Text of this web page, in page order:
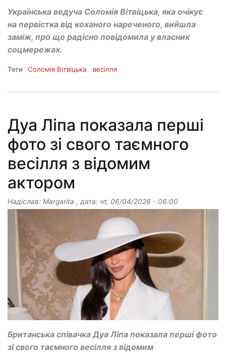
Українська ведуча Соломія Вітвіцька, яка очікує
на первістка від коханого нареченого, вийшла
заміж, про що радісно повідомила у власних
соцмережах.
Теги Соломія Вітвіцька весілля
Дуа Ліпа показала перші
фото зі свого таємного
весілля з відомим
актором
Надіслав: Margarita , дата: чт, 06/04/2026 - 06:00
Британська співачка Дуа Ліпа показала перші фото
зі свого таємного весілля з відомим